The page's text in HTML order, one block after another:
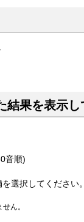
結果を表示し
音順)
選択してください。
ん。